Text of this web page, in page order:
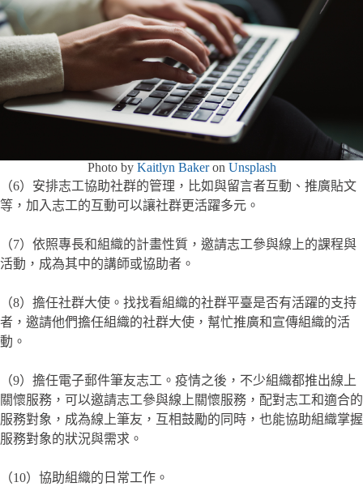
Photo by Kaitlyn Bakeron Unsplash
（6）安排志工協助社群的管理，比如與留言者互動、推廣貼文
等，加入志工的互動可以讓社群更活躍多元。
（7）依照專長和組織的計畫性質，邀請志工參與線上的課程與
活動，成為其中的講師或協助者。
（8）擔任社群大使。找找看組織的社群平臺是否有活躍的支持
者，邀請他們擔任組織的社群大使，幫忙推廣和宣傳組織的活
動。
（9）擔任電子郵件筆友志工。疫情之後，不少組織都推出線上
關懷服務，可以邀請志工參與線上關懷服務，配對志工和適合的
服務對象，成為線上筆友，互相鼓勵的同時，也能協助組織掌握
服務對象的狀況與需求。
（10）協助組織的日常工作。